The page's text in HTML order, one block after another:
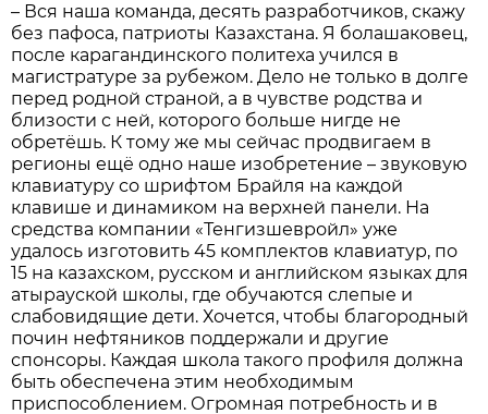
– Вся наша команда, десять разработчиков, скажу
без пафоса, патриоты Казахстана. Я болашаковец,
после карагандинского политеха учился в
магистратуре за рубежом. Дело не только в долге
перед родной страной, а в чувстве родства и
близости с ней, которого больше нигде не
обретёшь. К тому же мы сейчас продвигаем в
регионы ещё одно наше изобретение – звуковую
клавиатуру со шрифтом Брайля на каждой
клавише и динамиком на верхней панели. На
средства компании «Тенгизшевройл» уже
удалось изготовить 45 комплектов клавиатур, по
15 на казахском, русском и английском языках для
атырауской школы, где обучаются слепые и
слабовидящие дети. Хочется, чтобы благородный
почин нефтяников поддержали и другие
спонсоры. Каждая школа такого профиля должна
быть обеспечена этим необходимым
приспособлением. Огромная потребность и в